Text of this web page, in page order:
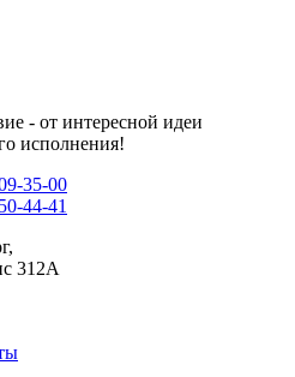
- от интересной идеи
исполнения!
35-00
44-41
312А